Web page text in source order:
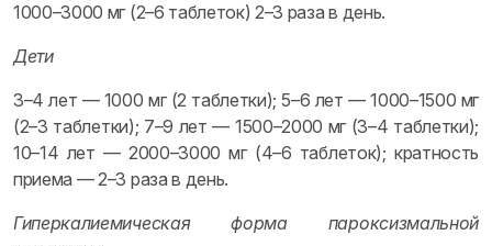
1000–3000 мг (2–6 таблеток) 2–3 раза в день.
Дети
3–4 лет — 1000 мг (2 таблетки); 5–6 лет — 1000–1500 мг
(2–3 таблетки); 7–9 лет — 1500–2000 мг (3–4 таблетки);
10–14 лет — 2000–3000 мг (4–6 таблеток); кратность
приема — 2–3 раза в день.
Гиперкалиемическая форма пароксизмальной